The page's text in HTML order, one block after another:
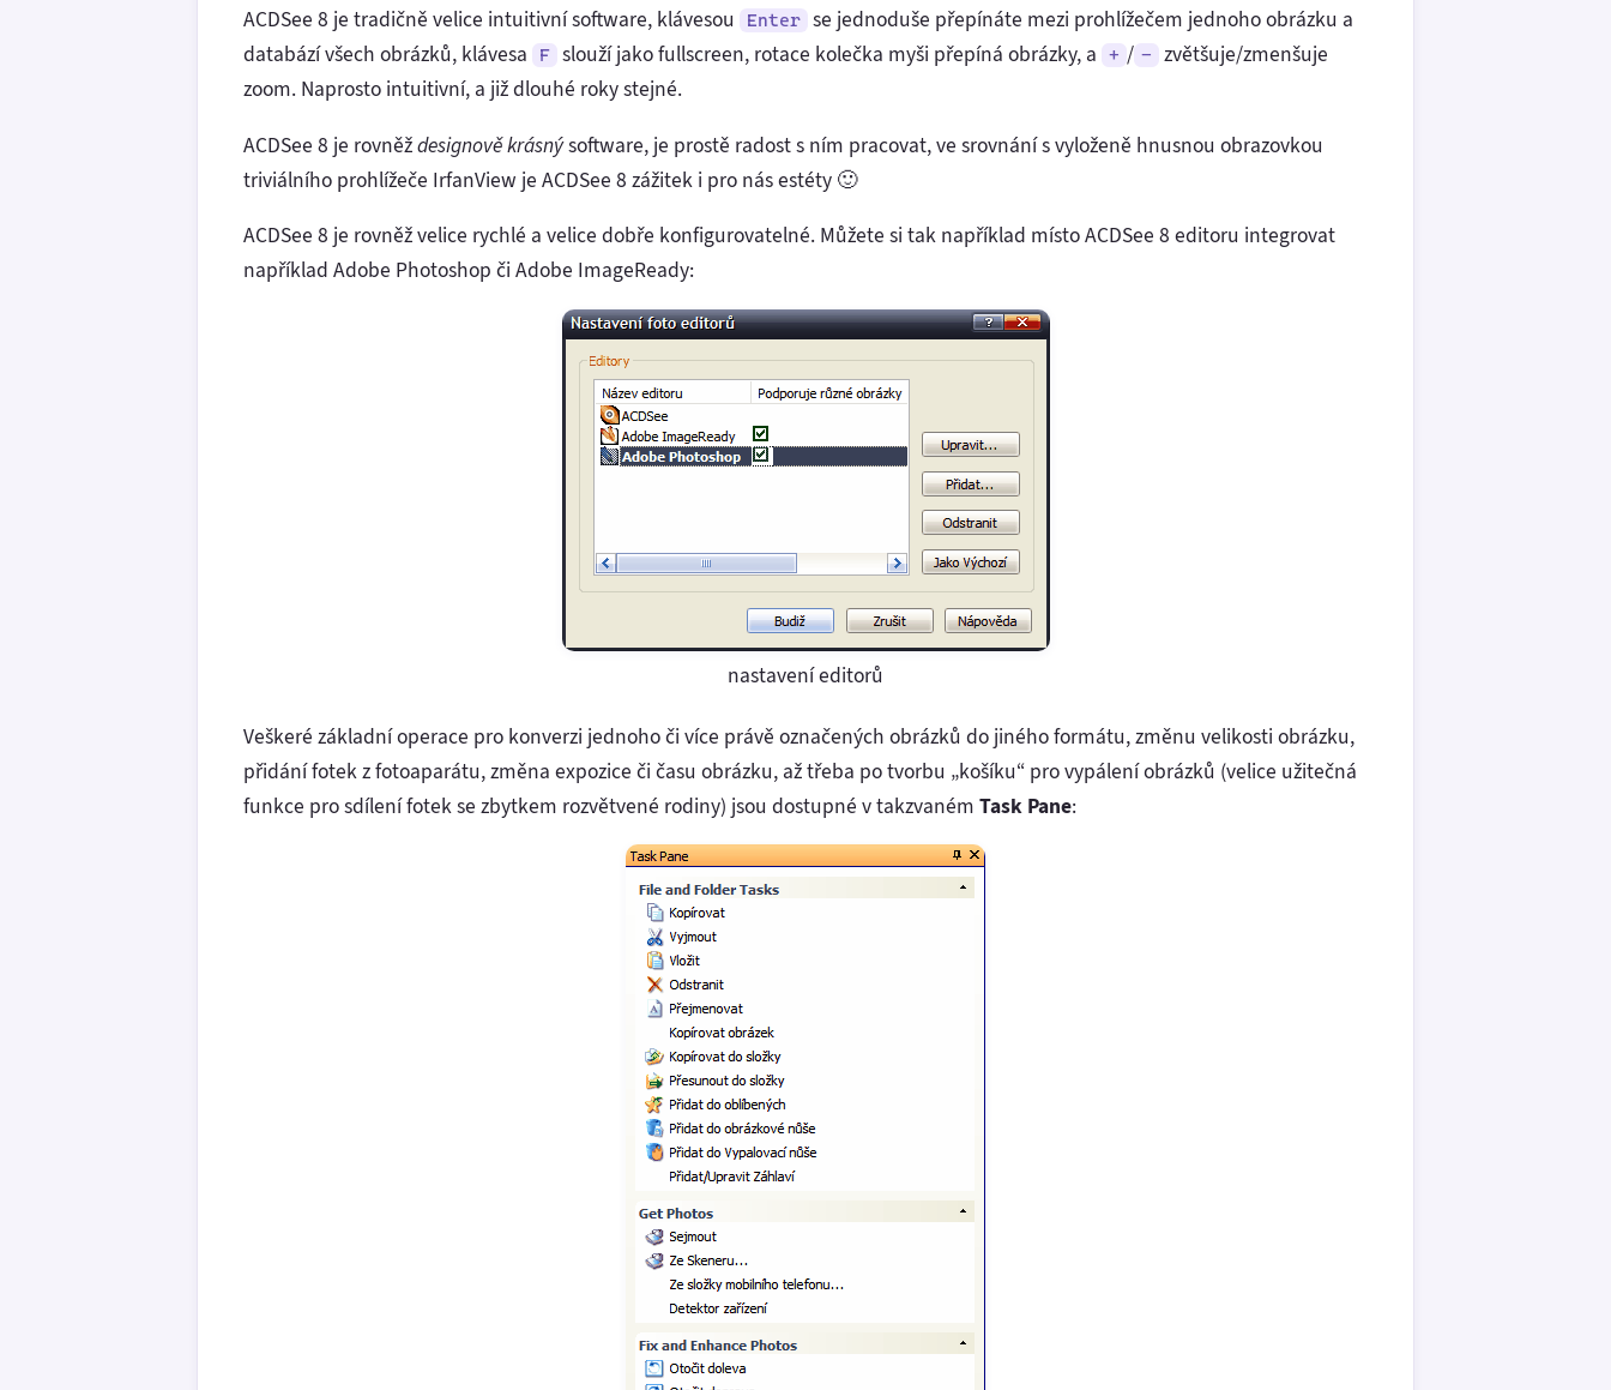
ACDSee 8 je tradičně velice intuitivní software, klávesou Enter se jednoduše přepínáte mezi prohlížečem jednoho obrázku a
databází všech obrázků, klávesa
F slouží jako fullscreen, rotace kolečka myši přepíná obrázky, a + / -
zvětšuje/zmenšuje
zoom. Naprosto intuitivní, a již dlouhé roky stejné.
ACDSee 8 je rovněždesignově krásnýsoftware, je prostě radost s ním pracovat, ve srovnání s vyloženě hnusnou obrazovkou
triviálního prohlížeče IrfanView je ACDSee 8 zážitek i pro nás estéty 🙂
ACDSee 8 je rovněž velice rychlé a velice dobře konfigurovatelné. Můžete si tak například místo ACDSee 8 editoru integrovat
například Adobe Photoshop či Adobe ImageReady:
nastavení editorů
Veškeré základní operace pro konverzi jednoho či více právě označených obrázků do jiného formátu, změnu velikosti obrázku,
přidání fotek z fotoaparátu, změna expozice či času obrázku, až třeba po tvorbu „košíku“ pro vypálení obrázků (velice užitečná
funkce pro sdílení fotek se zbytkem rozvětvené rodiny) jsou dostupné v takzvaném Task Pane: